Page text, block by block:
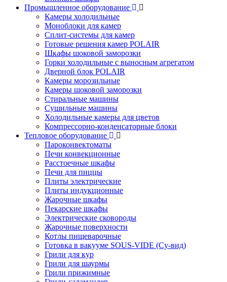
Промышленное оборудование
Камеры холодильные
Моноблоки для камер
Сплит-системы для камер
Готовые решения камер POLAIR
Шкафы шоковой заморозки
Горки холодильные с выносным агрегатом
Дверной блок POLAIR
Камеры морозильные
Камеры шоковой заморозки
Стиральные машины
Сушильные машины
Холодильные камеры для цветов
Компрессорно-конденсаторные блоки
Тепловое оборудование
Пароконвектоматы
Печи конвекционные
Расстоечные шкафы
Печи для пиццы
Плиты электрические
Плиты индукционные
Жарочные шкафы
Пекарские шкафы
Электрические сковороды
Жарочные поверхности
Котлы пищеварочные
Готовка в вакууме SOUS-VIDE (Су-вид)
Грили для кур
Грили для шаурмы
Грили прижимные